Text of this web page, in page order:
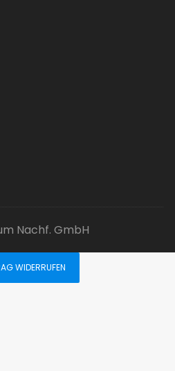
Nachf. GmbH
WIDERRUFEN